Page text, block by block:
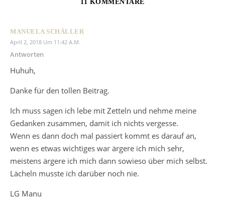
11 KOMMENTARE
MANUELA SCHÄLLER
April 2, 2018 Um 11:42 A.m.
Antworten
Huhuh,
Danke für den tollen Beitrag.
Ich muss sagen ich lebe mit Zetteln und nehme meine
Gedanken zusammen, damit ich nichts vergesse.
Wenn es dann doch mal passiert kommt es darauf an,
wenn es etwas wichtiges war ärgere ich mich sehr,
meistens ärgere ich mich dann sowieso über mich selbst.
Lächeln musste ich darüber noch nie.
LG Manu